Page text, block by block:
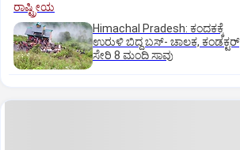
ರಾಷ್ಟ್ರೀಯ
Himachal Pradesh: ಕಂದಕಕ್ಕೆ
ಉರುಳಿ ಬಿದ್ದ ಬಸ್-‌ ಚಾಲಕ, ಕಂಡಕ್ಟರ್‌
ಸೇರಿ 8 ಮಂದಿ ಸಾವು